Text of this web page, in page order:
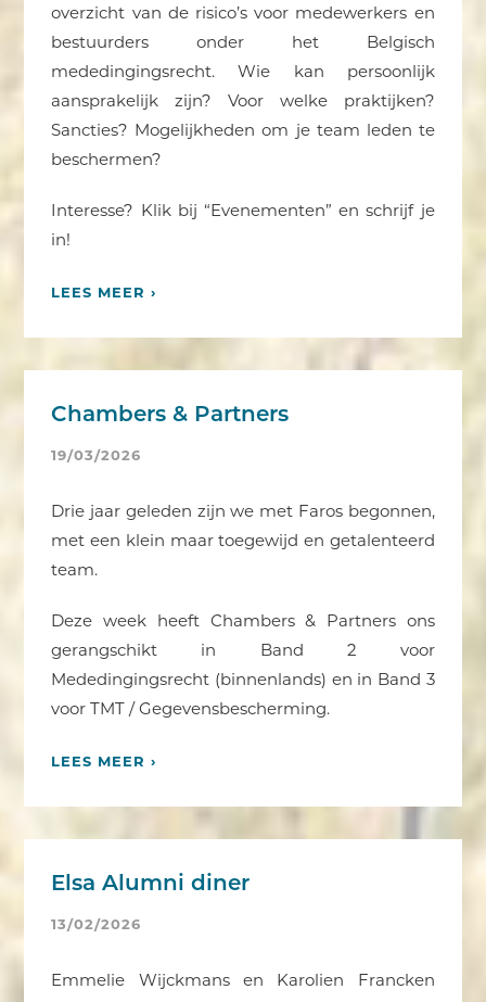
overzicht van de risico’s voor medewerkers en
bestuurders onder het Belgisch
mededingingsrecht. Wie kan persoonlijk
aansprakelijk zijn? Voor welke praktijken?
Sancties? Mogelijkheden om je team leden te
beschermen?
Interesse? Klik bij “Evenementen” en schrijf je
in!
LEES MEER ›
Chambers & Partners
19/03/2026
Drie jaar geleden zijn we met Faros begonnen,
met een klein maar toegewijd en getalenteerd
team.
Deze week heeft Chambers & Partners ons
gerangschikt in Band 2 voor
Mededingingsrecht (binnenlands) en in Band 3
voor TMT / Gegevensbescherming.
LEES MEER ›
Elsa Alumni diner
13/02/2026
Emmelie Wijckmans en Karolien Francken